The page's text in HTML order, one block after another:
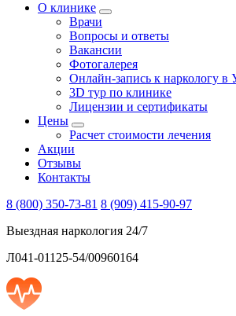
О клинике
Врачи
Вопросы и ответы
Вакансии
Фотогалерея
Онлайн-запись к наркологу в
3D тур по клинике
Лицензии и сертификаты
Цены
Расчет стоимости лечения
Акции
Отзывы
Контакты
8 (800) 350-73-81 8 (909) 415-90-97
Выездная наркология 24/7
Л041-01125-54/00960164